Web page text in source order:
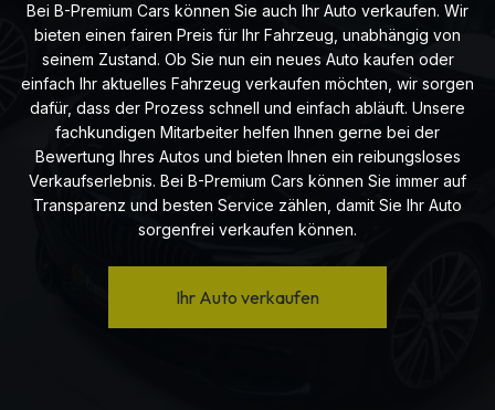
Bei B-Premium Cars können Sie auch Ihr Auto verkaufen. Wir
bieten einen fairen Preis für Ihr Fahrzeug, unabhängig von
seinem Zustand. Ob Sie nun ein neues Auto kaufen oder
einfach Ihr aktuelles Fahrzeug verkaufen möchten, wir sorgen
dafür, dass der Prozess schnell und einfach abläuft. Unsere
fachkundigen Mitarbeiter helfen Ihnen gerne bei der
Bewertung Ihres Autos und bieten Ihnen ein reibungsloses
Verkaufserlebnis. Bei B-Premium Cars können Sie immer auf
Transparenz und besten Service zählen, damit Sie Ihr Auto
sorgenfrei verkaufen können.
Ihr Auto verkaufen